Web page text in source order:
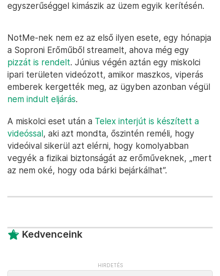
egyszerűséggel kimászik az üzem egyik kerítésén.
NotMe-nek nem ez az első ilyen esete, egy hónapja
a Soproni Erőműből streamelt, ahova még egy
pizzát is rendelt. Június végén aztán egy miskolci
ipari területen videózott, amikor maszkos, viperás
emberek kergették meg, az ügyben azonban végül
nem indult eljárás.
A miskolci eset után a Telex interjút is készített a
videóssal, aki azt mondta, őszintén reméli, hogy
videóival sikerül azt elérni, hogy komolyabban
vegyék a fizikai biztonságát az erőműveknek, „mert
az nem oké, hogy oda bárki bejárkálhat”.
Kedvenceink